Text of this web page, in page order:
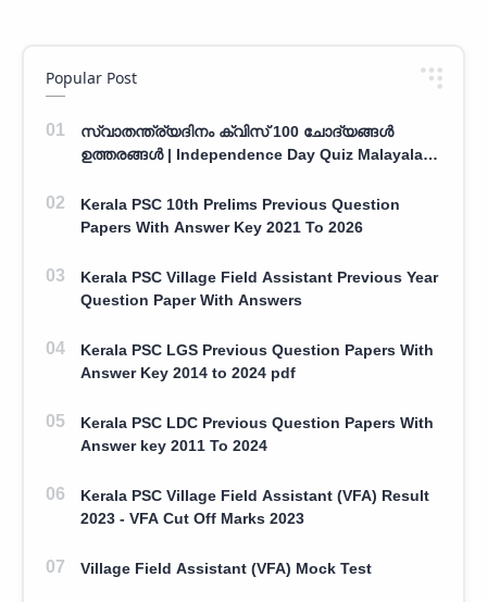
Popular Post
സ്വാതന്ത്ര്യദിനം ക്വിസ് 100 ചോദ്യങ്ങൾ
ഉത്തരങ്ങൾ | Independence Day Quiz Malayalam
Kerala PSC 10th Prelims Previous Question
Papers With Answer Key 2021 To 2026
Kerala PSC Village Field Assistant Previous Year
Question Paper With Answers
Kerala PSC LGS Previous Question Papers With
Answer Key 2014 to 2024 pdf
Kerala PSC LDC Previous Question Papers With
Answer key 2011 To 2024
Kerala PSC Village Field Assistant (VFA) Result
2023 - VFA Cut Off Marks 2023
Village Field Assistant (VFA) Mock Test